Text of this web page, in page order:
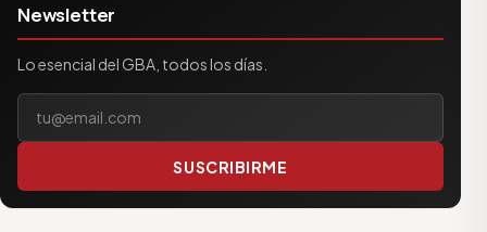
Newsletter
Lo esencial del GBA, todos los días.
Tu correo electrónico
SUSCRIBIRME